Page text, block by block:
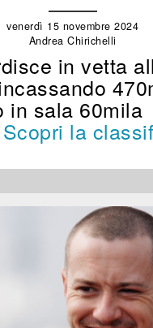
venerdì 15 novembre 2024
Andrea Chirichelli
in vetta
in sala 60mila
Scopri la